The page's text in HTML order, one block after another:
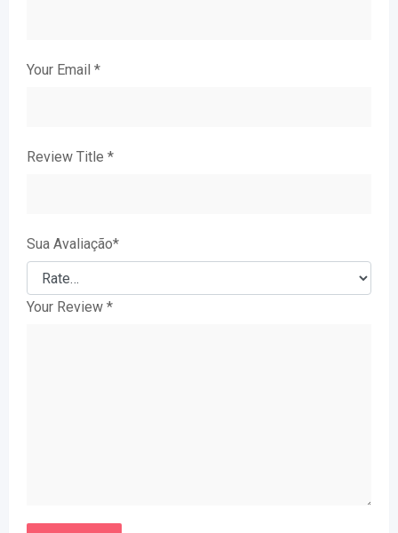
Your Email *
Review Title *
Sua Avaliação*
Your Review *